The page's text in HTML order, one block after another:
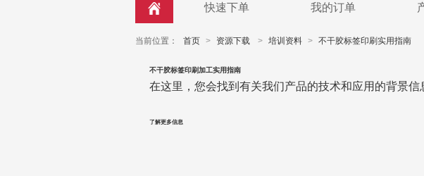
快速下单 我的订单
当前位置： 首页 > 资源下载 > 培训资料 > 不干胶标签印刷实用指南
不干胶标签印刷加工实用指南
在这里，您会找到有关我们产品的技术和应用的背景信
了解更多信息